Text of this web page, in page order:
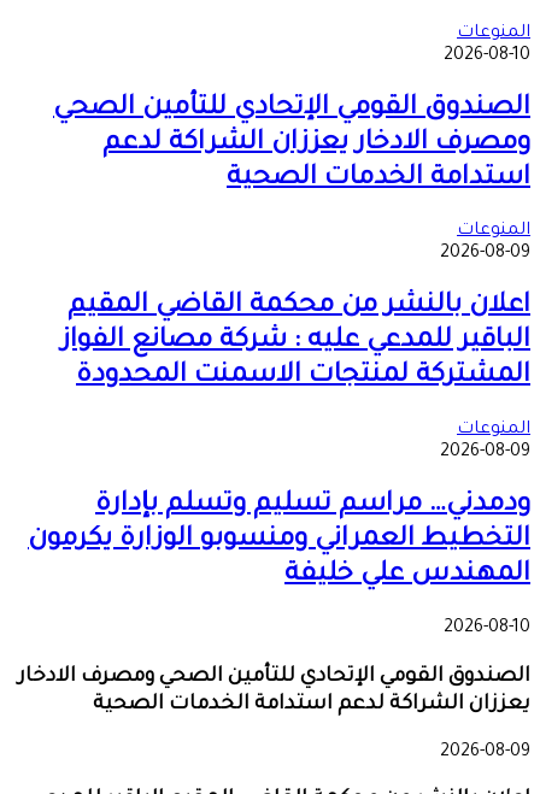
2026-
القومي الإتحادي للتأمين الصحي
الادخار يعززان الشراكة لدعم
الخدمات الصحية
2026-
بالنشر من محكمة القاضي المقيم
للمدعي عليه : شركة مصانع الفواز
لمنتجات الاسمنت المحدودة
2026-
مراسم تسليم وتسلم بإدارة
العمراني ومنسوبو الوزارة يكرمون
علي خليفة
2026-
القومي الإتحادي للتأمين الصحي ومصرف الادخار
الشراكة لدعم استدامة الخدمات الصحية
2026-